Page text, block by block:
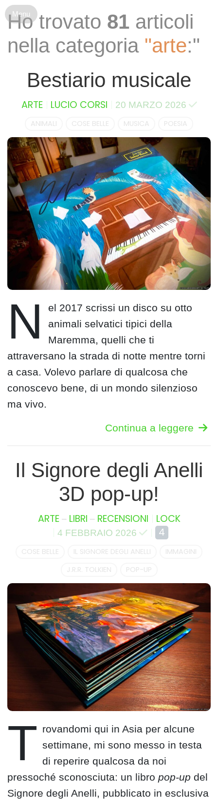
Ho trovato 81 articoli
nella categoria "arte:"
Bestiario musicale
ARTE LUCIO CORSI 20 MARZO 2026
ANIMALI COSE BELLE MUSICA POESIA
N
el 2017 scrissi un disco su otto
animali selvatici tipici della
Maremma, quelli che ti
attraversano la strada di notte mentre torni
a casa. Volevo parlare di qualcosa che
conoscevo bene, di un mondo silenzioso
ma vivo.
Continua a leggere
Il Signore degli Anelli
3D pop-up!
ARTE– LIBRI – RECENSIONI LOCK
4 FEBBRAIO 2026 4
COSE BELLE IL SIGNORE DEGLI ANELLI
IMMAGINI
J.R.R. TOLKIEN
POP-UP
T rovandomi qui in Asia per alcune
settimane, mi sono messo in testa
di reperire qualcosa da noi
pressoché sconosciuta: un libro pop-up del
Signore degli Anelli, pubblicato in esclusiva